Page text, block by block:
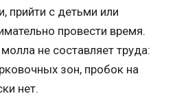
прийти с детьми или
провести время.
не составляет труда:
зон, пробок на
нет.